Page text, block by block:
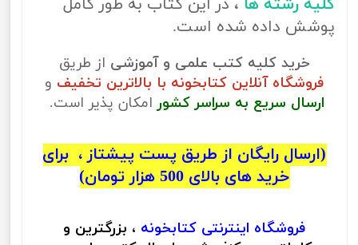
کلیه رشته ها ، در این کتاب به طور کامل
پوشش داده شده است.
خرید کلیه کتب علمی و آموزشی از طریق
فروشگاه آنلاین کتابخونه با بالاترین تخفیف و
ارسال سریع به سراسر کشور امکان پذیر است.
(ارسال رایگان از طریق پست پیشتاز ، برای
خرید های بالای 500 هزار تومان)
فروشگاه اینترنتی کتابخونه ، بزرگترین و